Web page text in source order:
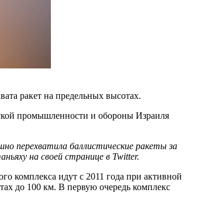
ракет на предельных высотах.
промышленности и обороны Израиля
перехватила баллистические ракеты за
на своей странице в Twitter.
комплекса идут с 2011 года при активной
до 100 км. В первую очередь комплекс